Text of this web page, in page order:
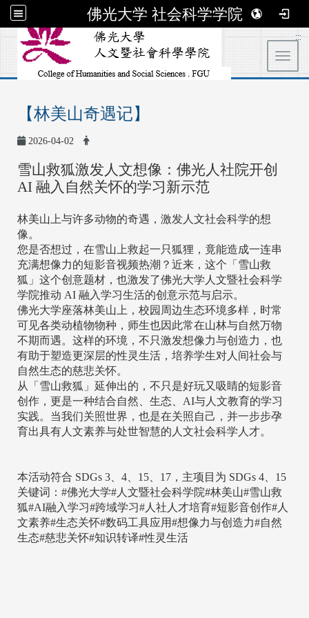
佛光大学 社会科学学院
:::
【林美山奇遇记】
2026-04-02
雪山救狐激发人文想像：佛光人社院开创
AI 融入自然关怀的学习新示范
林美山上与许多动物的奇遇，激发人文社会科学的想
像。
您是否想过，在雪山上救起一只狐狸，竟能造成一连串
充满想像力的短影音视频热潮？近来，这个「雪山救
狐」这个创意题材，也激发了佛光大学人文暨社会科学
学院推动 AI 融入学习生活的创意示范与启示。
佛光大学座落林美山上，校园周边生态环境多样，时常
可见各类动植物物种，师生也因此常在山林与自然万物
不期而遇。这样的环境，不只激发想像力与创造力，也
有助于塑造更深层的性灵生活，培养学生对人间社会与
自然生态的慈悲关怀。
从「雪山救狐」延伸出的，不只是好玩又吸睛的短影音
创作，更是一种结合自然、生态、AI与人文教育的学习
实践。当我们关照世界，也是在关照自己，并一步步孕
育出具有人文素养与处世智慧的人文社会科学人才。
本活动符合 SDGs 3、4、15、17，主项目为 SDGs 4、15
关键词：#佛光大学#人文暨社会科学院#林美山#雪山救
狐#AI融入学习#跨域学习#人社人才培育#短影音创作#人
文素养#生态关怀#数码工具应用#想像力与创造力#自然
生态#慈悲关怀#知识转译#性灵生活